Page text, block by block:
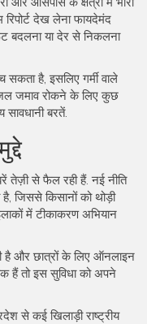
देख लेना फायदेमंद
बदलना या देर से निकलना
सकता है, इसलिए गर्मी वाले
जमाव रोकने के लिए कुछ
बरतें.
तेज़ी से फैल रही हैं. नई नीति
है, जिससे किसानों को थोड़ी
में टीकाकरण अभियान
है और छात्रों के लिए ऑनलाइन
हैं तो इस सुविधा को अपने
से कई खिलाड़ी राष्ट्रीय